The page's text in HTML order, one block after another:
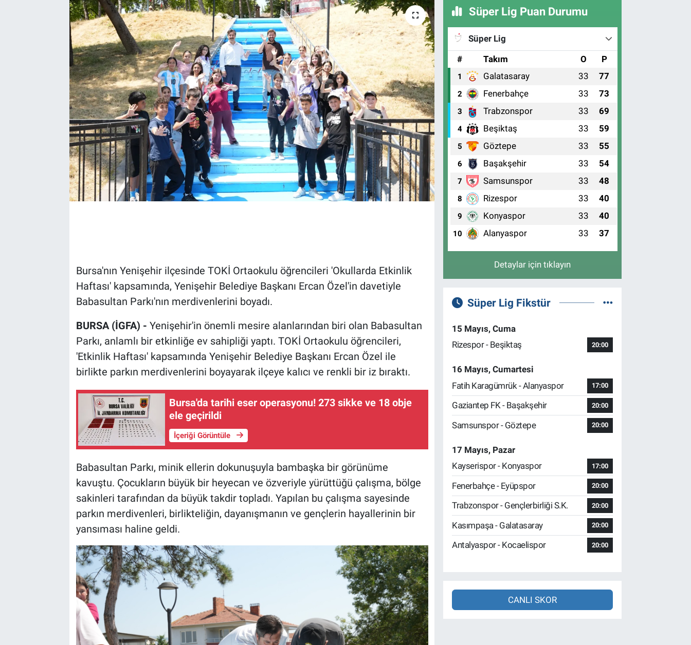
Bursa'nın Yenişehir ilçesinde TOKİ Ortaokulu öğrencileri 'Okullarda Etkinlik
Haftası' kapsamında, Yenişehir Belediye Başkanı Ercan Özel'in davetiyle
Babasultan Parkı'nın merdivenlerini boyadı.
BURSA (İGFA) - Yenişehir'in önemli mesire alanlarından biri olan Babasultan
Parkı, anlamlı bir etkinliğe ev sahipliği yaptı. TOKİ Ortaokulu öğrencileri,
'Etkinlik Haftası' kapsamında Yenişehir Belediye Başkanı Ercan Özel ile
birlikte parkın merdivenlerini boyayarak ilçeye kalıcı ve renkli bir iz bıraktı.
Bursa'da tarihi eser operasyonu! 273 sikke ve 18 obje
ele geçirildi
İçeriği Görüntüle
Babasultan Parkı, minik ellerin dokunuşuyla bambaşka bir görünüme
kavuştu. Çocukların büyük bir heyecan ve özveriyle yürüttüğü çalışma, bölge
sakinleri tarafından da büyük takdir topladı. Yapılan bu çalışma sayesinde
parkın merdivenleri, birlikteliğin, dayanışmanın ve gençlerin hayallerinin bir
yansıması haline geldi.
Süper Lig Puan Durumu
Süper Lig
#
Takım O P
1 Galatasaray 33 77
2 Fenerbahçe 33 73
3 Trabzonspor 33 69
4 Beşiktaş 33 59
5 Göztepe 33 55
6 Başakşehir 33 54
7 Samsunspor 33 48
8 Rizespor 33 40
9 Konyaspor 33 40
10 Alanyaspor 33 37
Detaylar için tıklayın
Süper Lig Fikstür
15 Mayıs, Cuma
Rizespor - Beşiktaş
20:00
16 Mayıs, Cumartesi
Fatih Karagümrük - Alanyaspor
17:00
Gaziantep FK - Başakşehir 20:00
Samsunspor - Göztepe 20:00
17 Mayıs, Pazar
Kayserispor - Konyaspor
17:00
Fenerbahçe - Eyüpspor 20:00
Trabzonspor - Gençlerbirliği S.K. 20:00
Kasımpaşa - Galatasaray 20:00
Antalyaspor - Kocaelispor 20:00
CANLI SKOR